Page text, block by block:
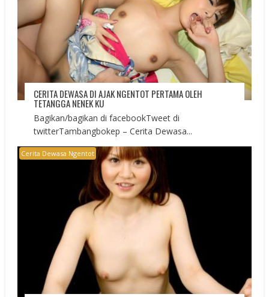
CERITA DEWASA DI AJAK NGENTOT PERTAMA OLEH
TETANGGA NENEK KU
Bagikan/bagikan di facebookTweet di
twitterTambangbokep – Cerita Dewasa...
Cerita Dewasa Ngentot